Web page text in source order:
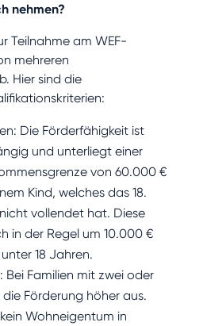
nehmen?
Teilnahme am WEF-
mehreren
Hier sind die
Die Förderfähigkeit ist
und unterliegt einer
von 60.000 €
Kind, welches das 18.
vollendet hat. Diese
in der Regel um 10.000 €
18 Jahren.
Bei Familien mit zwei oder
Förderung höher aus.
Wohneigentum in